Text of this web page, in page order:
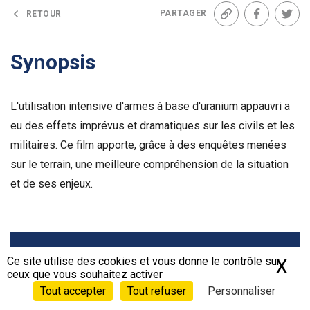
RETOUR PARTAGER
Lien Facebook
Synopsis
L'utilisation intensive d'armes à base d'uranium appauvri a
eu des effets imprévus et dramatiques sur les civils et les
militaires. Ce film apporte, grâce à des enquêtes menées
sur le terrain, une meilleure compréhension de la situation
et de ses enjeux.
Voir la bande-annonce
Ce site utilise des cookies et vous donne le contrôle sur
ceux que vous souhaitez activer
Tout accepter
Tout refuser Personnaliser
X